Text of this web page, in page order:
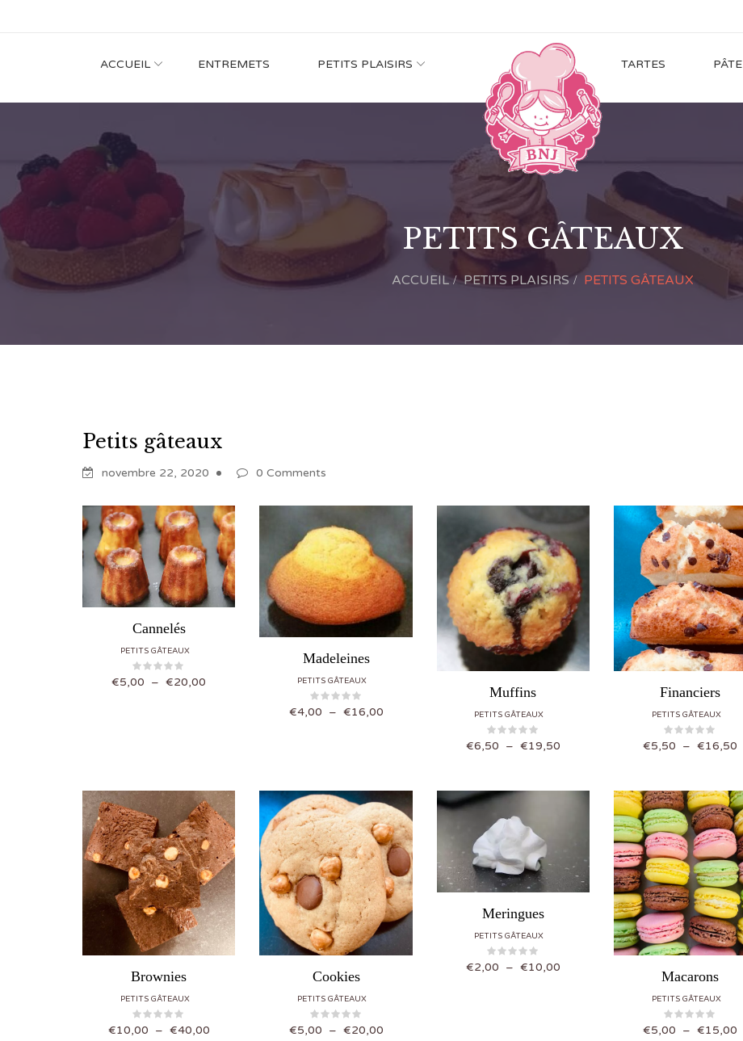
ACCUEIL ENTREMETS PETITS PLAISIRS TARTES PÂTE
PETITS GÂTEAUX
ACCUEIL PETITS PLAISIRS PETITS GÂTEAUX
Petits gâteaux
novembre 22, 2020 0 Comments
Cannelés
PETITS GÂTEAUX
€5,00 – €20,00
Madeleines
PETITS GÂTEAUX
€4,00 – €16,00Plage de prix : €4,00 à €16,00
Muffins
PETITS GÂTEAUX
€6,50 – €19,50Plage de prix : €6,50 à €19,50
Financiers
PETITS GÂTEAUX
€5,50 – €16,50
Brownies
PETITS GÂTEAUX
€10,00 – €40,00Plage de prix : €10,00 à €40,00
Cookies
PETITS GÂTEAUX
€5,00 – €20,00Plage de prix : €5,00 à €20,00
Meringues
PETITS GÂTEAUX
€2,00 – €10,00Plage de prix : €2,00 à €10,00
Macarons
PETITS GÂTEAUX
€5,00 – €15,00